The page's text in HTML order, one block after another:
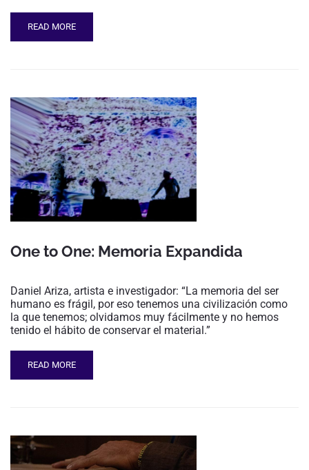
READ MORE
One to One: Memoria Expandida
Daniel Ariza, artista e investigador: “La memoria del ser
humano es frágil, por eso tenemos una civilización como
la que tenemos; olvidamos muy fácilmente y no hemos
tenido el hábito de conservar el material.”
READ MORE